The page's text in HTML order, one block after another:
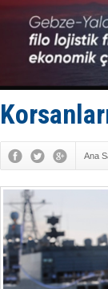
Ana